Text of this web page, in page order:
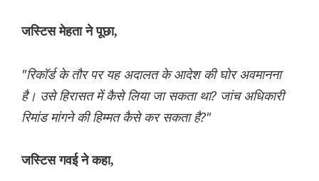
जस्टिस मेहता ने पूछा,
"रिकॉर्ड के तौर पर यह अदालत के आदेश की घोर अवमानना
है। उसे हिरासत में कैसे लिया जा सकता था? जांच अधिकारी
रिमांड मांगने की हिम्मत कैसे कर सकता है?"
जस्टिस गवई ने कहा,